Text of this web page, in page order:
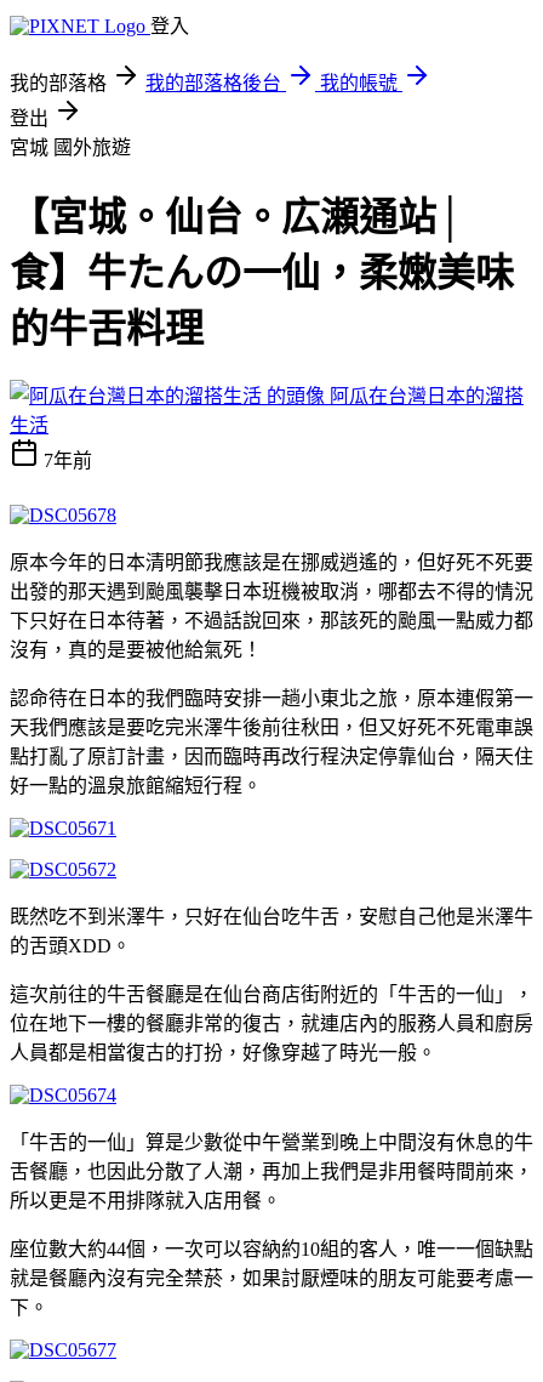
登入
我的部落格 我的部落格後台
我的帳號
登出
宮城 國外旅遊
【宮城。仙台。広瀬通站│
食】牛たんの一仙，柔嫩美味
的牛舌料理
阿瓜在台灣日本的溜搭
生活
7年前
原本今年的日本清明節我應該是在挪威逍遙的，但好死不死要
出發的那天遇到颱風襲擊日本班機被取消，哪都去不得的情況
下只好在日本待著，不過話說回來，那該死的颱風一點威力都
沒有，真的是要被他給氣死！
認命待在日本的我們臨時安排一趟小東北之旅，原本連假第一
天我們應該是要吃完米澤牛後前往秋田，但又好死不死電車誤
點打亂了原訂計畫，因而臨時再改行程決定停靠仙台，隔天住
好一點的溫泉旅館縮短行程。
既然吃不到米澤牛，只好在仙台吃牛舌，安慰自己他是米澤牛
的舌頭XDD。
這次前往的牛舌餐廳是在仙台商店街附近的「牛舌的一仙」，
位在地下一樓的餐廳非常的復古，就連店內的服務人員和廚房
人員都是相當復古的打扮，好像穿越了時光一般。
「牛舌的一仙」算是少數從中午營業到晚上中間沒有休息的牛
舌餐廳，也因此分散了人潮，再加上我們是非用餐時間前來，
所以更是不用排隊就入店用餐。
座位數大約44個，一次可以容納約10組的客人，唯一一個缺點
就是餐廳內沒有完全禁菸，如果討厭煙味的朋友可能要考慮一
下。